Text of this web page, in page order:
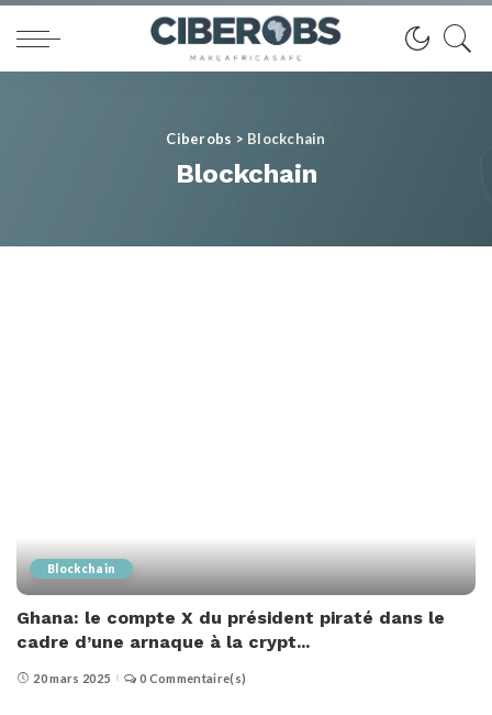
Ciberobs > Blockchain
Blockchain
Blockchain
Ghana: le compte X du président piraté dans le
cadre d’une arnaque à la crypt...
20 mars 2025 0 Commentaire(s)